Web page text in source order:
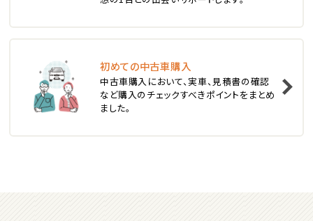
3位
トヨタ
カローラフィールダー
初めての中古車購入
中古車購入において、実車、見積書の確認
など購入のチェックすべきポイントをまとめ
ました。